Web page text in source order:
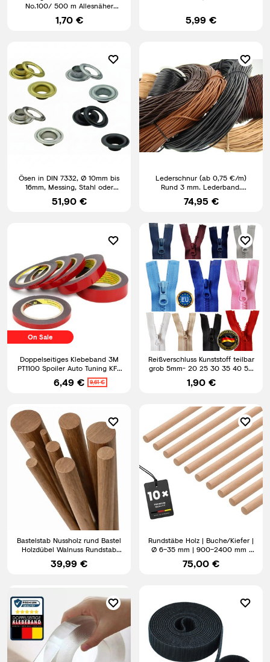
No.100/ 500 m Allesnäher
Universal Nähmaschine
1,70 € 5,99 €
Ösen in DIN 7332, Ø 10mm bis
16mm, Messing, Stahl oder
Edelstahl, Planen, Banner
51,90 €
Lederschnur (ab 0,75 €/m)
Rund 3 mm. Lederband.
Länge/Farbe: wählbar
74,95 €
On Sale
Doppelseitiges Klebeband 3M
PT1100 Spoiler Auto Tuning KFZ
EXTREM STARK 4 METER
6,49 € 9,61 €
Reißverschluss Kunststoff teilbar
grob 5mm- 20 25 30 35 40 50
60 70 cm - Zipper
1,90 €
Bastelstab Nussholz rund Bastel
Holzdübel Walnuss Rundstab
glatt Holzstab natur
39,99 €
Rundstäbe Holz | Buche/Kiefer |
Ø 6–35 mm | 900–2400 mm |
Bastelholz | 10 Stück
75,00 €